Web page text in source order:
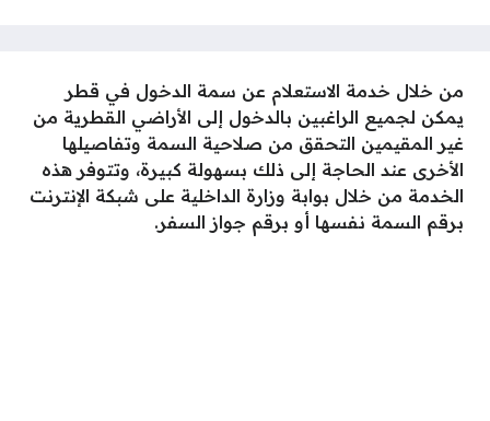
من خلال خدمة الاستعلام عن سمة الدخول في قطر
يمكن لجميع الراغبين بالدخول إلى الأراضي القطرية من
غير المقيمين التحقق من صلاحية السمة وتفاصيلها
الأخرى عند الحاجة إلى ذلك بسهولة كبيرة، وتتوفر هذه
الخدمة من خلال بوابة وزارة الداخلية على شبكة الإنترنت
برقم السمة نفسها أو برقم جواز السفر.